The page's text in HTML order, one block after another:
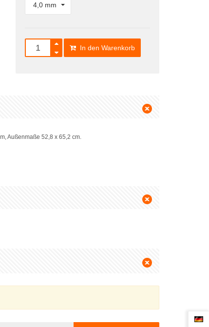
4,0 mm
In den Warenkorb
Außenmaße 52,8 x 65,2 cm.